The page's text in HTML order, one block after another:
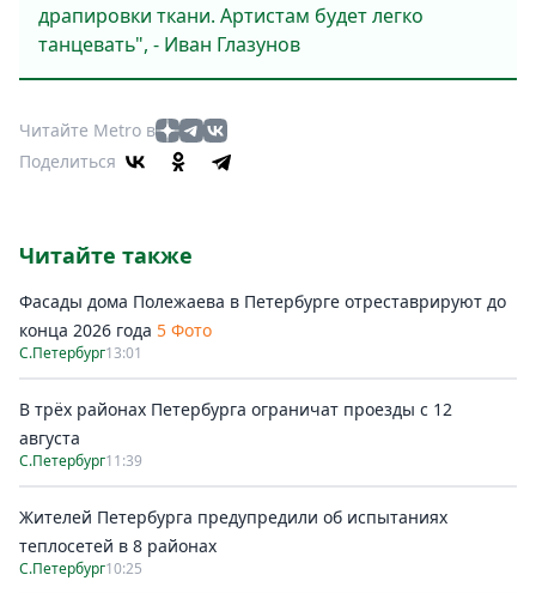
драпировки ткани. Артистам будет легко
танцевать", - Иван Глазунов
Читайте Metro в
Поделиться
Читайте также
Фасады дома Полежаева в Петербурге отреставрируют до
конца 2026 года 5 Фото
С.Петербург13:01
В трёх районах Петербурга ограничат проезды с 12
августа
С.Петербург11:39
Жителей Петербурга предупредили об испытаниях
теплосетей в 8 районах
С.Петербург10:25